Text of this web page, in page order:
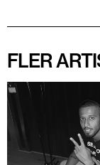
FLER